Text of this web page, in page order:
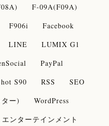
F-09A(F09A)
F906i
Facebook
LINE
LUMIX G1
PayPal
S90 RSS
SEO
ー)
WordPress
エンターテインメント